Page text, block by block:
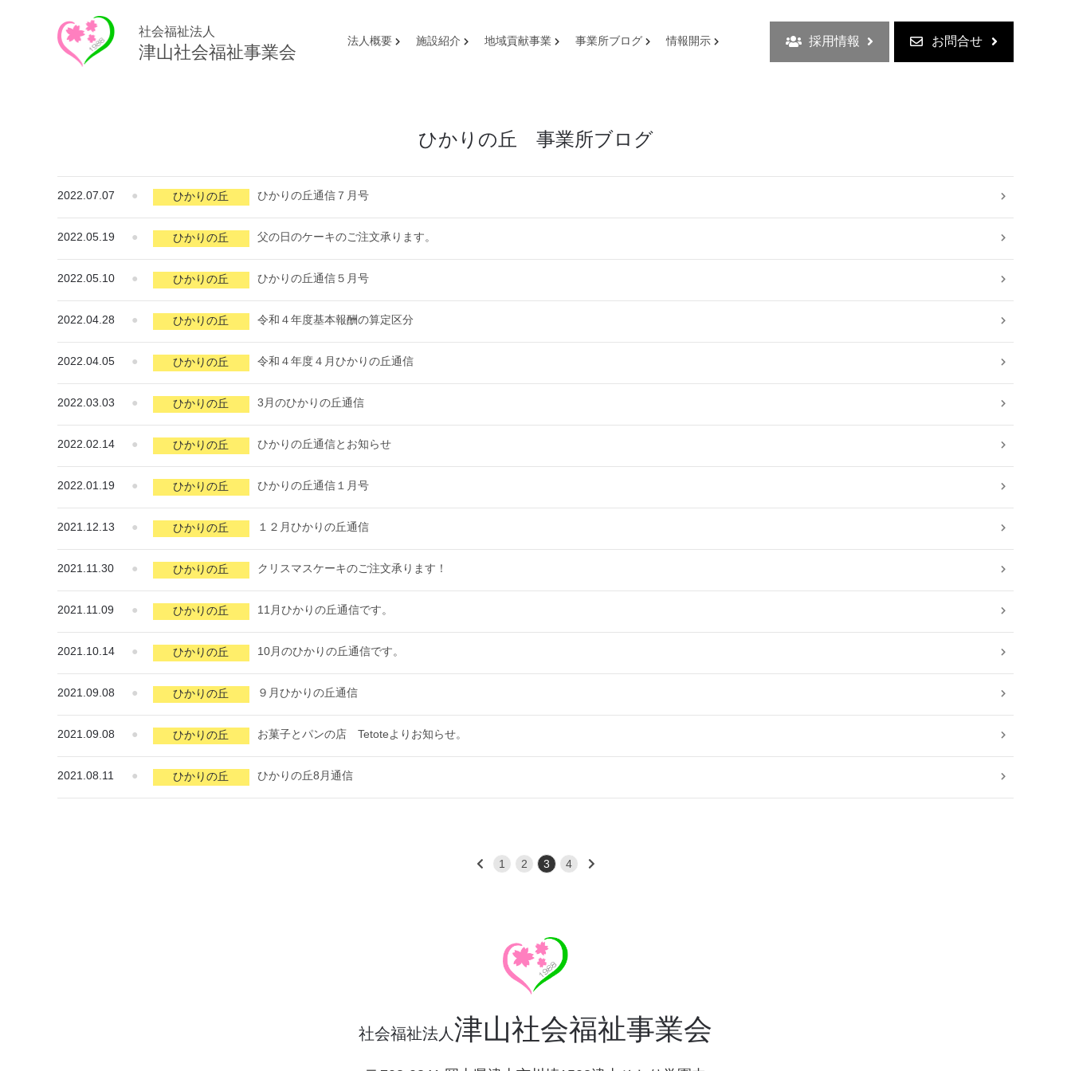
社会福祉法人
津山社会福祉事業会
法人概要 施設紹介 地域貢献事業 事業所ブログ 情報開示 採用情報 お問合せ
ひかりの丘 事業所ブログ
2022.07.07 ● ひかりの丘 ひかりの丘通信７月号
2022.05.19 ● ひかりの丘 父の日のケーキのご注文承ります。
2022.05.10 ● ひかりの丘 ひかりの丘通信５月号
2022.04.28 ● ひかりの丘 令和４年度基本報酬の算定区分
2022.04.05 ● ひかりの丘 令和４年度４月ひかりの丘通信
2022.03.03 ● ひかりの丘 3月のひかりの丘通信
2022.02.14 ● ひかりの丘 ひかりの丘通信とお知らせ
2022.01.19 ● ひかりの丘 ひかりの丘通信１月号
2021.12.13 ● ひかりの丘 １２月ひかりの丘通信
2021.11.30 ● ひかりの丘 クリスマスケーキのご注文承ります！
2021.11.09 ● ひかりの丘 11月ひかりの丘通信です。
2021.10.14 ● ひかりの丘 10月のひかりの丘通信です。
2021.09.08 ● ひかりの丘 ９月ひかりの丘通信
2021.09.08 ● ひかりの丘 お菓子とパンの店 Tetoteよりお知らせ。
2021.08.11 ● ひかりの丘 ひかりの丘8月通信
1 2 3 4
社会福祉法人津山社会福祉事業会